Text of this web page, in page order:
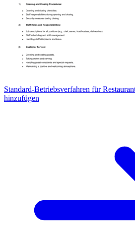
Standard-Betriebsverfahren für
hinzufügen